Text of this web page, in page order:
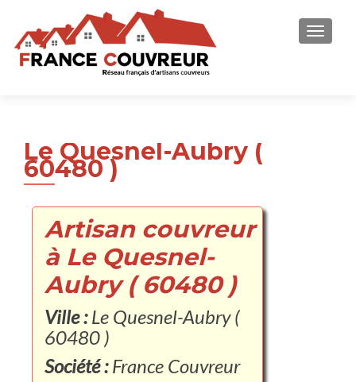
Le Quesnel-Aubry (
60480 )
Artisan couvreur
à Le Quesnel-
Aubry ( 60480 )
Ville :Le Quesnel-Aubry (
60480 )
Société :France Couvreur